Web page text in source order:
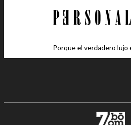
Porque el verdadero lujo